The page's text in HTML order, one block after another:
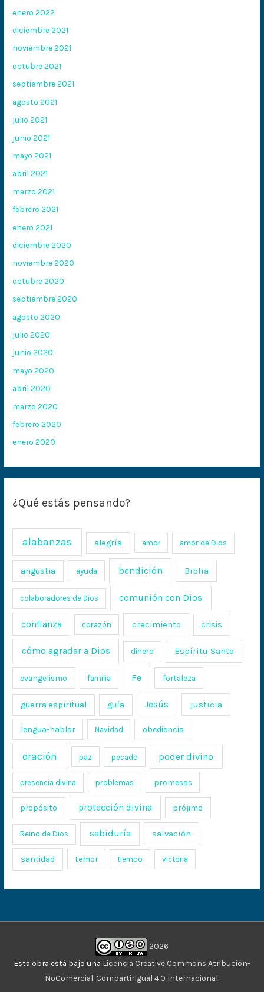
enero 2022
diciembre 2021
noviembre 2021
octubre 2021
septiembre 2021
agosto 2021
julio 2021
junio 2021
mayo 2021
abril 2021
marzo 2021
febrero 2021
enero 2021
diciembre 2020
noviembre 2020
octubre 2020
septiembre 2020
agosto 2020
julio 2020
junio 2020
mayo 2020
abril 2020
marzo 2020
febrero 2020
enero 2020
¿Qué estás pensando?
alabanzas alegría amor amor de Dios
angustia ayuda bendición Biblia
colaboradores de Dios comunión con Dios
confianza corazón crecimiento crisis
cómo agradar a Dios dinero Espíritu Santo
evangelismo familia Fe fortaleza
guerra espiritual guía Jesús justicia
lengua-hablar Navidad obediencia
oración paz pecado poder divino
presencia divina problemas promesas
propósito protección divina prójimo
Reino de Dios sabiduría salvación
santidad temor tiempo victoria
2026
Esta obra está bajo una Licencia Creative Commons Atribución-
NoComercial-CompartirIgual 4.0 Internacional.